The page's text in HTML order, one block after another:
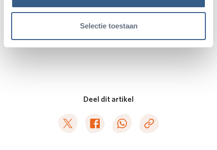
Selectie toestaan
Breedlipneushoorn
Deel dit artikel
Deel op TwitterDeel op Facebook
Deel op WhatsApp
Kopieer link